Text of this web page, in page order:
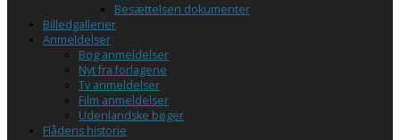
Besættelsen dokumenter
Billedgallerier
Anmeldelser
Bog anmeldelser
Nyt fra forlagene
Tv anmeldelser
Film anmeldelser
Udenlandske bøger
Flådens historie